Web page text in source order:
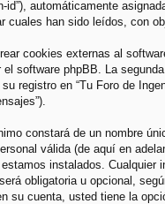
id”), automáticamente
cuales han sido leídos, con
cookies externas al
el software phpBB. La
su registro en “Tu Foro de
constará de un nombre
válida (de aquí en
instalados. Cualquier
obligatoria u opcional,
su cuenta, usted tiene la